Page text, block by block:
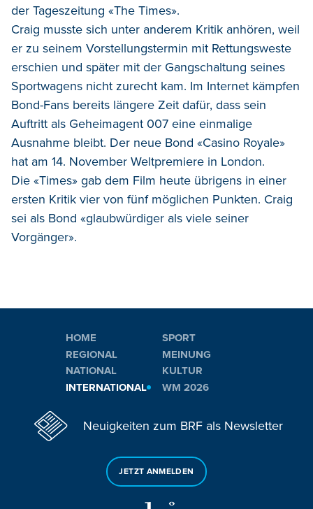
der Tageszeitung «The Times».
Craig musste sich unter anderem Kritik anhören, weil
er zu seinem Vorstellungstermin mit Rettungsweste
erschien und später mit der Gangschaltung seines
Sportwagens nicht zurecht kam. Im Internet kämpfen
Bond-Fans bereits längere Zeit dafür, dass sein
Auftritt als Geheimagent 007 eine einmalige
Ausnahme bleibt. Der neue Bond «Casino Royale»
hat am 14. November Weltpremiere in London.
Die «Times» gab dem Film heute übrigens in einer
ersten Kritik vier von fünf möglichen Punkten. Craig
sei als Bond «glaubwürdiger als viele seiner
Vorgänger».
HOME
REGIONAL
NATIONAL
INTERNATIONAL
SPORT
MEINUNG
KULTUR
WM 2026
Neuigkeiten zum BRF als Newsletter
JETZT ANMELDEN